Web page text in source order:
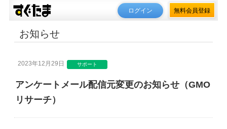
ログイン 無料会員登録
お知らせ
2023年12月29日 サポート
アンケートメール配信元変更のお知らせ（GMO
リサーチ）